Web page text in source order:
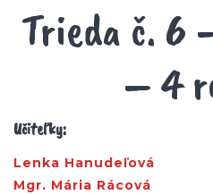
Trieda č. 6
– 4
Učiteľky:
Lenka Hanudeľová
Mgr. Mária Rácová